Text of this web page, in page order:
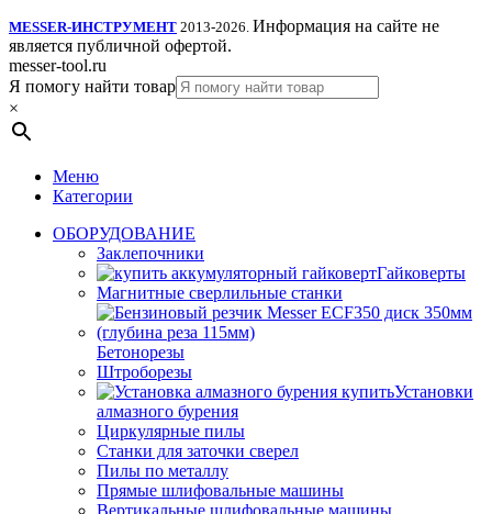
MESSER-ИНСТРУМЕНТ 2013-2026. Информация на сайте не
является публичной офертой.
messer-tool.ru
Я помогу найти товар
×
Меню
Категории
ОБОРУДОВАНИЕ
Заклепочники
Гайковерты
Магнитные сверлильные станки
Бетонорезы
Штроборезы
Установки
алмазного бурения
Циркулярные пилы
Станки для заточки сверел
Пилы по металлу
Прямые шлифовальные машины